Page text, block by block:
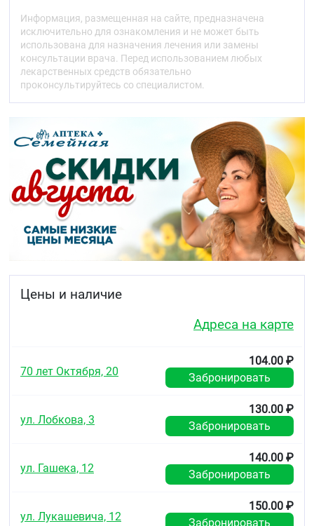
Хранить в сухом, недоступном для детей месте, при
температуре от +5ºС до +25ºС.
Информация, размещенная на сайте, предназначена
исключительно для ознакомления и не может быть
использована для назначения лечения или замены
консультации врача. Перед использованием любых
лекарственных средств обязательно
проконсультируйтесь со специалистом.
Цены и наличие
Адреса на карте
70 лет Октября, 20
104.00 ₽
Забронировать
ул. Лобкова, 3
130.00 ₽
Забронировать
ул. Гашека, 12
140.00 ₽
Забронировать
ул. Лукашевича, 12
150.00 ₽
Забронировать